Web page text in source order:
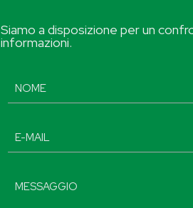
Siamo a disposizione per un
informazioni.